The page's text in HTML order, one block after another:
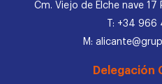
Cm. Viejo de Elche nave
T: +34
M:
Delegación